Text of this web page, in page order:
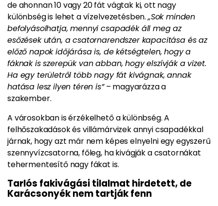
de ahonnan 10 vagy 20 fát vágtak ki, ott nagy
különbség is lehet a víz­elvezetésben.„Sok minden
befolyásolhatja, mennyi csapadék áll meg az
esőzések után, a csatornarendszer kapacitása és az
előző napok időjárása is, de kétségtelen, hogy a
fáknak is szerepük van abban, hogy elszívják a vizet.
Ha egy területről több nagy fát kivágnak, annak
hatása lesz ilyen téren is”– magyarázza a
szakember.
A városokban is érzékelhető a különbség. A
felhőszakadások és villámárvizek annyi csapadékkal
járnak, hogy azt már nem képes elnyelni egy egyszerű
szenny­vízcsatorna, főleg, ha kivágják a csatornákat
tehermentesítő nagy fákat is.
Tarlós fakivágási tilalmat hirdetett, de
Karácsonyék nem tartják fenn